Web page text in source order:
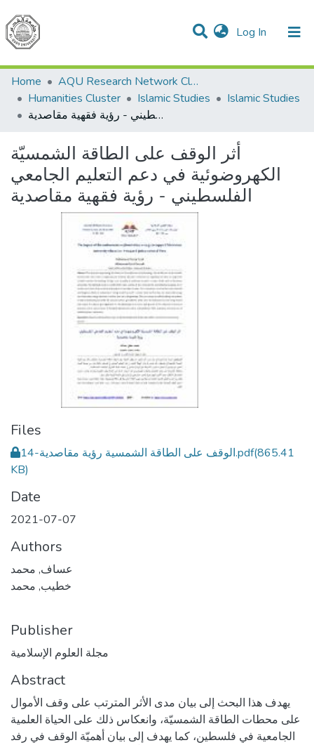
Log In (current)
Communities & Collections
All of DSpace
Home
AQU Research Network Clusters
Humanities Cluster
Islamic Studies
Islamic Studies
أثر الوقف على الطاقة الشمسيّة الكهروضوئية في دعم التعليم الجامعي الفلسطيني - رؤية فقهية مقاصدية
أثر الوقف على الطاقة الشمسيّة
الكهروضوئية في دعم التعليم الجامعي
الفلسطيني - رؤية فقهية مقاصدية
Files
14-الوقف على الطاقة الشمسية رؤية مقاصدية.pdf(865.41
KB)
Date
2021-07-07
Authors
عساف, محمد
خطيب, محمد
Publisher
مجلة العلوم الإسلامية
Abstract
يهدف هذا البحث إلى بيان مدى الأثر المترتب على وقف الأموال
على محطات الطاقة الشمسيّة، وانعكاس ذلك على الحياة العلمية
الجامعية في فلسطين، كما يهدف إلى بيان أهميّة الوقف في رفد